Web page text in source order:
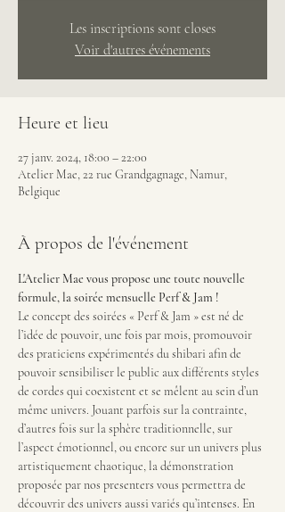
Les inscriptions sont closes
Voir d'autres événements
Heure et lieu
27 janv. 2024, 18:00 – 22:00
Atelier Mae, 22 rue Grandgagnage, Namur,
Belgique
À propos de l'événement
L'Atelier Mae vous propose une toute nouvelle
formule, la soirée mensuelle Perf & Jam !
Le concept des soirées « Perf & Jam » est né de
l’idée de pouvoir, une fois par mois, promouvoir
des praticiens expérimentés du shibari afin de
pouvoir sensibiliser le public aux différents styles
de cordes qui coexistent et se mêlent au sein d’un
même univers. Jouant parfois sur la contrainte,
d’autres fois sur la sphère traditionnelle, sur
l’aspect émotionnel, ou encore sur un univers plus
artistiquement chaotique, la démonstration
proposée par nos presenters vous permettra de
découvrir des univers aussi variés qu’intenses. En